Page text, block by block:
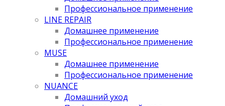
Профессиональное применение
LINE REPAIR
Домашнее применение
Профессиональное применение
MUSE
Домашнее применение
Профессиональное применение
NUANCE
Домашний уход